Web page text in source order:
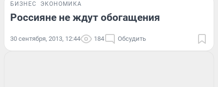
БИЗНЕС ЭКОНОМИКА
Россияне не ждут обогащения
30 сентября, 2013, 12:44 184 Обсудить